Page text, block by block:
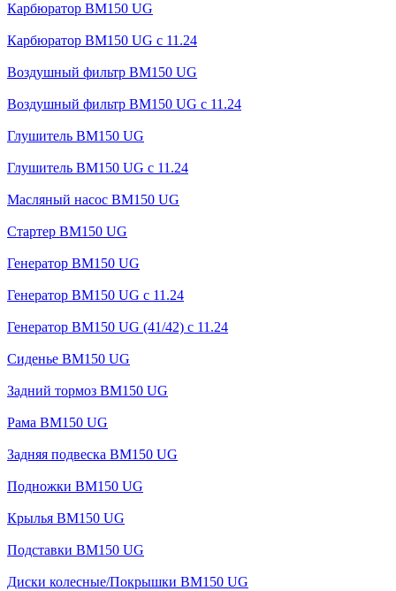
Карбюратор BM150 UG
Карбюратор BM150 UG с 11.24
Воздушный фильтр BM150 UG
Воздушный фильтр BM150 UG c 11.24
Глушитель BM150 UG
Глушитель BM150 UG с 11.24
Масляный насос BM150 UG
Стартер BM150 UG
Генератор BM150 UG
Генератор BM150 UG с 11.24
Генератор BM150 UG (41/42) с 11.24
Сиденье BM150 UG
Задний тормоз BM150 UG
Рама BM150 UG
Задняя подвеска BM150 UG
Подножки BM150 UG
Крылья BM150 UG
Подставки BM150 UG
Диски колесные/Покрышки BM150 UG